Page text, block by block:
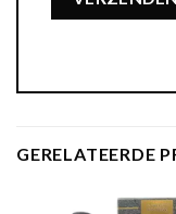
GERELATEERDE